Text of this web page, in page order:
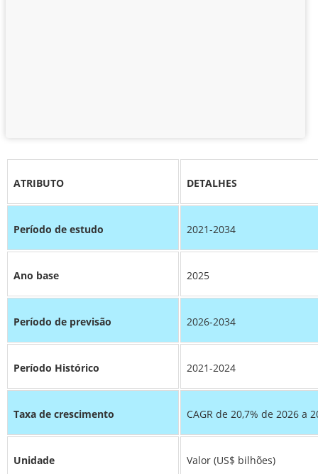
ATRIBUTO DETALHES
Período de estudo 2021-2034
Ano base 2025
Período de previsão 2026-2034
Período Histórico 2021-2024
Taxa de crescimento CAGR de 20,7% de 2026 a
Unidade Valor (US$ bilhões)